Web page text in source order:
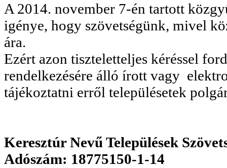
A 2014. november 7-én tartott
igénye, hogy szövetségünk, mivel
ára.
Ezért azon tiszteletteljes kéréssel
rendelkezésére álló írott vagy
tájékoztatni erről településetek
Keresztúr Nevű Települések
Adószám: 18775150-1-14